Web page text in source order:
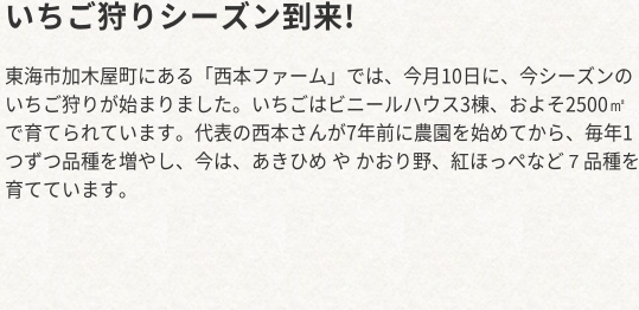
いちご狩りシーズン到来!
東海市加木屋町にある「西本ファーム」では、今月10日に、今シーズンの
いちご狩りが始まりました。いちごはビニールハウス3棟、およそ2500㎡
で育てられています。代表の西本さんが7年前に農園を始めてから、毎年1
つずつ品種を増やし、今は、あきひめ や かおり野、紅ほっぺなど７品種を
育てています。